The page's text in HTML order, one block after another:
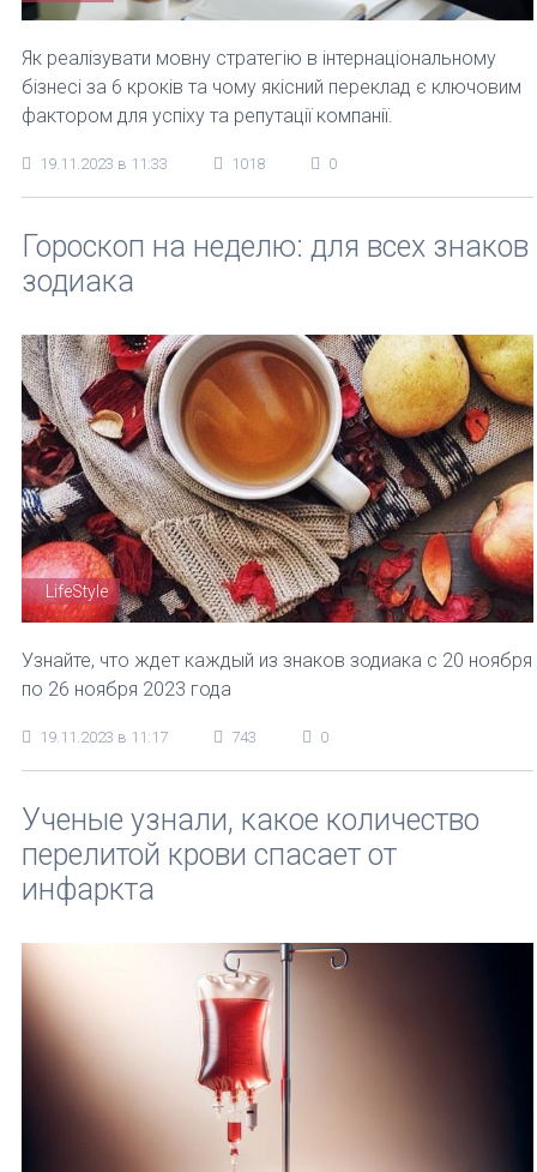
Як реалізувати мовну стратегію в інтернаціональному
бізнесі за 6 кроків та чому якісний переклад є ключовим
фактором для успіху та репутації компанії.
19.11.2023 в 11:33 1018 0
Гороскоп на неделю: для всех знаков
зодиака
LifeStyle
Узнайте, что ждет каждый из знаков зодиака с 20 ноября
по 26 ноября 2023 года
19.11.2023 в 11:17 743 0
Ученые узнали, какое количество
перелитой крови спасает от
инфаркта